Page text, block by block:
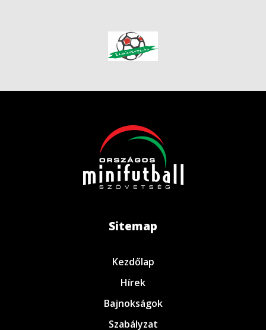
Sitemap
Kezdőlap
Hírek
Bajnokságok
Szabályzat